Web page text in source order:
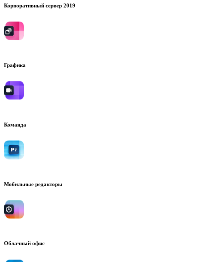
Корпоративный сервер 2019
Графика
Команда
Мобильные редакторы
Облачный офис